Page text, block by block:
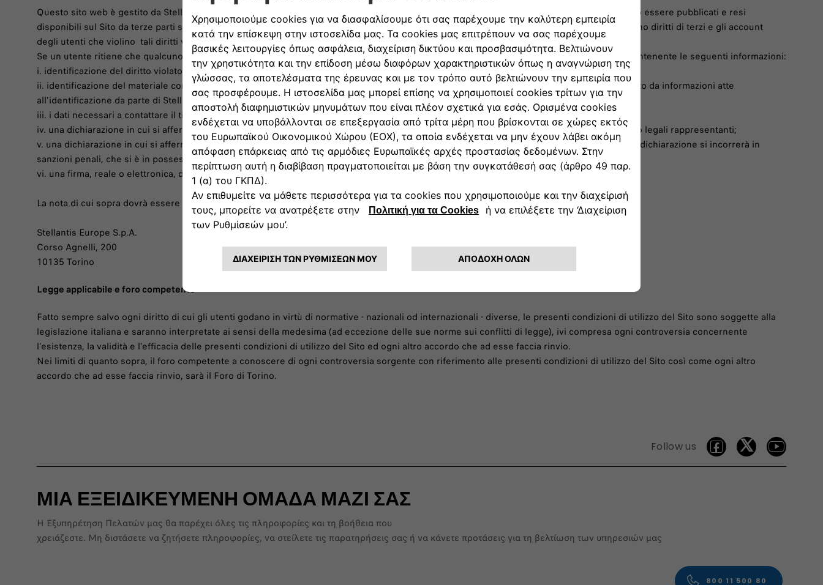
Questo sito web è gestito da Stellantis. Stellantis spetta i diritti di proprietà intellettuale di terzi. Alcuni materiali presenti sul Sito potrebbero essere pubblicati e resi
disponibili sul Sito da terze parti senza l’autorizzazione di Stellantis. La policy di Stellantis non permette la permanenza di materiali che violano diritti di terzi e gli account
degli utenti che violino tali diritti verranno, una volta giunta a conoscenza di Stellantis la relativa violazione, cancellati.
Se un utente ritiene che qualcuno dei materiali presenti sul Sito infranga un proprio diritto, tale utente dovrà inviare a Stellantis una nota contenente le seguenti informazioni:
i. identificazione del diritto violato o, in caso di più violazioni, la lista di tutte le violazioni rilevate ;
ii. identificazione del materiale contenuto sul Sito che viola il/i diritto/i di cui sopra e di cui si desidera la rimozione o disabilitazione, corredato da informazioni atte
all’identificazione da parte di Stellantis dell’oggetto della/e violazione/i;
iii. i dati necessari a contattare il titolare del/i diritto/i violato/i, comprensivi di indirizzo, numero di telefono e, se disponibile, indirizzo e-mail;
iv. una dichiarazione in cui si afferma che l’utilizzo del materiale in questione non è stato autorizzato dal titolare del/i diritto/i, da suoi agenti o legali rappresentanti;
v. una dichiarazione in cui si afferma che le informazioni comunicate a Stellantis sono accurate e, con la consapevolezza che in caso di falsa dichiarazione si incorrerà in
sanzioni penali, che si è in possesso dell’autorizzazione a procedere per conto del titolare del/i diritto/i violato/i ;
vi. una firma, reale o elettronica, della persona autorizzata a procedere per conto del titolare del/i diritto/i violato/i.
La nota di cui sopra dovrà essere inviata via raccomandata al seguente indirizzo:
Stellantis Europe S.p.A.
Corso Agnelli, 200
10135 Torino
Legge applicabile e foro competente
Fatto sempre salvo ogni diritto di cui gli utenti godano in virtù di normative - nazionali od internazionali - diverse, le presenti condizioni di utilizzo del Sito sono soggette alla
legislazione italiana e saranno interpretate ai sensi della medesima (ad eccezione delle sue norme sui conflitti di legge), ivi compresa ogni controversia concernente
l’esistenza, la validità e l’efficacia delle presenti condizioni di utilizzo del Sito ed ogni altro accordo che ad esse faccia rinvio.
Nei limiti di quanto sopra, il foro competente a conoscere di ogni controversia sorgente con riferimento alle presenti condizioni di utilizzo del Sito così come ogni altro
accordo che ad esse faccia rinvio, sarà il Foro di Torino.
Follow us
ΜΙΑ ΕΞΕΙΔΙΚΕΥΜΕΝΗ ΟΜΑΔΑ ΜΑΖΙ ΣΑΣ
Η Εξυπηρέτηση Πελατών μας θα παρέχει όλες τις πληροφορίες και τη βοήθεια που
χρειάζεστε. Μη διστάσετε να ζητήσετε πληροφορίες, να στείλετε τις παρατηρήσεις σας ή να κάνετε προτάσεις για τη βελτίωση των υπηρεσιών μας
800 11 500 80